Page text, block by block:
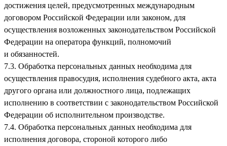
достижения целей, предусмотренных международным
договором Российской Федерации или законом, для
осуществления возложенных законодательством Российской
Федерации на оператора функций, полномочий
и обязанностей.
7.3. Обработка персональных данных необходима для
осуществления правосудия, исполнения судебного акта, акта
другого органа или должностного лица, подлежащих
исполнению в соответствии с законодательством Российской
Федерации об исполнительном производстве.
7.4. Обработка персональных данных необходима для
исполнения договора, стороной которого либо